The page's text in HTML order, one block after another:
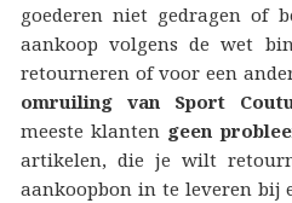
goederen niet gedragen of
aankoop volgens de wet
retourneren of voor een
omruiling van Sport
meeste klanten geen
artikelen, die je wilt
aankoopbon in te leveren bij